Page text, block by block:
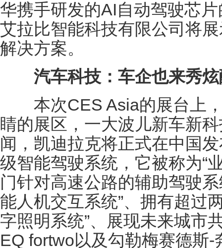
华携手研发的AI自动驾驶芯
艾拉比智能科技有限公司将
解决方案。
汽车科技：车企也来秀炫
本次CES Asia的展台上，
睛的展区，一大波儿新车新
闻，凯迪拉克将正式在中国
级智能驾驶系统，它被称为“
门针对高速公路的辅助驾驶
能人机交互系统”、拥有超过
字照明系统”、展现未来城市
EQ fortwo以及勾勒梅赛德斯